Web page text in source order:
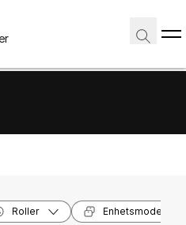
Roller Enhetsmodeller